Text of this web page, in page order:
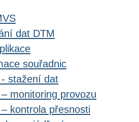
dat DTM
souřadnic
stažení dat
monitoring provozu
kontrola přesnosti